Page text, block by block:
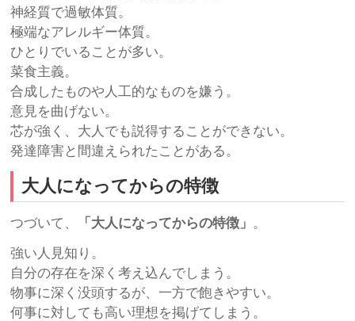
神経質で過敏体質。
極端なアレルギー体質。
ひとりでいることが多い。
菜食主義。
合成したものや人工的なものを嫌う。
意見を曲げない。
芯が強く、大人でも説得することができない。
発達障害と間違えられたことがある。
大人になってからの特徴
つづいて、 「大人になってからの特徴」 。
強い人見知り。
自分の存在を深く考え込んでしまう。
物事に深く没頭するが、一方で飽きやすい。
何事に対しても高い理想を掲げてしまう。